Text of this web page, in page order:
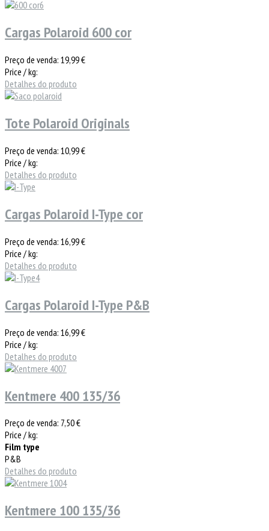
Cargas Polaroid 600 cor
Preço de venda: 19,99 €
Price / kg:
Detalhes do produto
Tote Polaroid Originals
Preço de venda: 10,99 €
Price / kg:
Detalhes do produto
Cargas Polaroid I-Type cor
Preço de venda: 16,99 €
Price / kg:
Detalhes do produto
Cargas Polaroid I-Type P&B
Preço de venda: 16,99 €
Price / kg:
Detalhes do produto
Kentmere 400 135/36
Preço de venda: 7,50 €
Price / kg:
Film type
P&B
Detalhes do produto
Kentmere 100 135/36